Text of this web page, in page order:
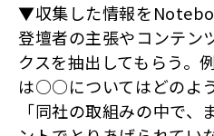
▼収集した情報を
登壇者の主張やコンテン
クスを抽出してもらう。
は○○についてはどのよ
「同社の取組みの中で